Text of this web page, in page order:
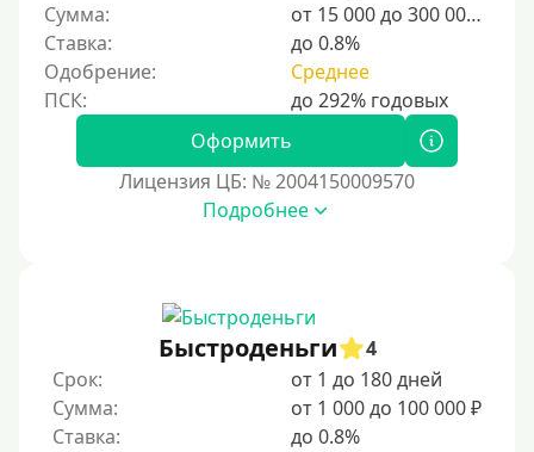
Для мужчин
Женский займ
Мамам в декрете
Без регистрации
С временной регистрацией
Пенсионерам до 70 лет
Пенсионерам до 75 лет
Пенсионерам до 80 лет
Сумма:
от 15 000 до 300 000 ₽
Ставка:
до 0.8%
Одобрение:
Среднее
Оформить
Лицензия ЦБ: № 2004150009570
Подробнее
Быстроденьги
4
Срок:
от 1 до 180 дней
Сумма:
от 1 000 до 100 000 ₽
Ставка:
до 0.8%